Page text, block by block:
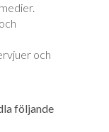
och
följande